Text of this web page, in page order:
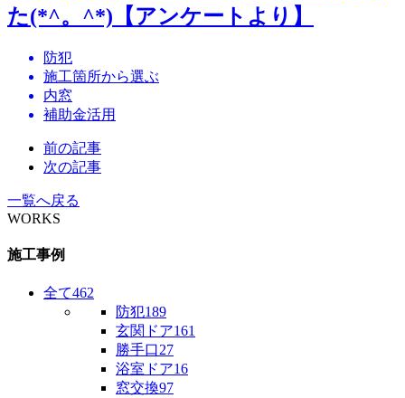
た(*^。^*)【アンケートより】
防犯
施工箇所から選ぶ
内窓
補助金活用
前の記事
次の記事
一覧へ戻る
WORKS
施工事例
全て462
防犯189
玄関ドア161
勝手口27
浴室ドア16
窓交換97